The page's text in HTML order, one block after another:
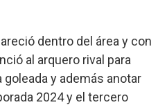
dentro del área y con
al arquero rival para
y además anotar
2024 y el tercero